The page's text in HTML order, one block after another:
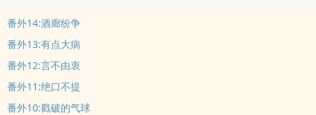
番外14:酒廊纷争
番外13:有点大病
番外12:言不由衷
番外11:绝口不提
番外10:戳破的气球